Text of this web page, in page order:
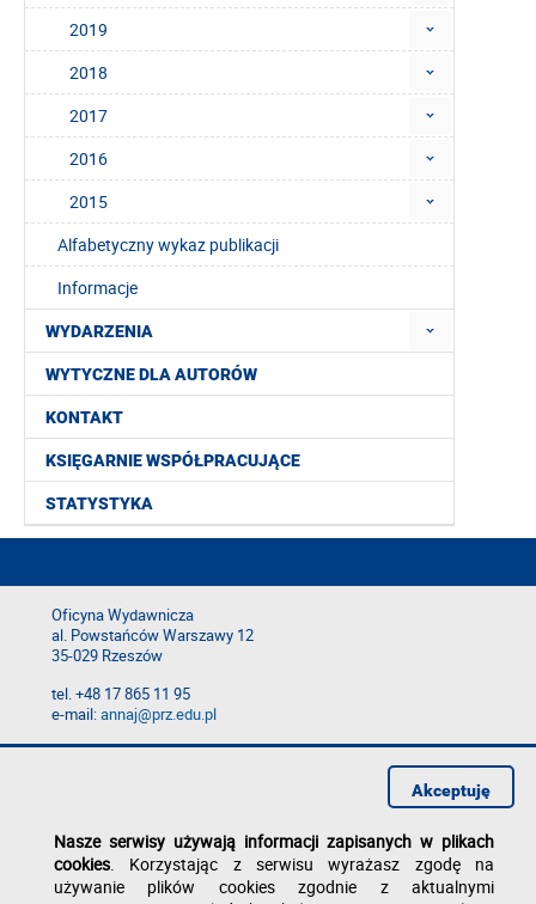
2019
2018
2017
2016
2015
Alfabetyczny wykaz publikacji
Informacje
WYDARZENIA
WYTYCZNE DLA AUTORÓW
KONTAKT
KSIĘGARNIE WSPÓŁPRACUJĄCE
STATYSTYKA
Oficyna Wydawnicza
al. Powstańców Warszawy 12
35-029 Rzeszów
tel. +48 17 865 11 95
e-mail:annaj@prz.edu.pl
Deklaracja dostępności
Nasze serwisy używają informacji zapisanych w plikach
cookies. Korzystając z serwisu wyrażasz zgodę na
używanie plików cookies zgodnie z aktualnymi
Akceptuję